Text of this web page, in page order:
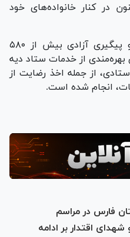
در کنار خانواده‌های خود
ابراهیمی همچنین از بررسی و پیگیری آزادی بیش از ۵۸۰
بهره‌مندی از خدمات ستاد دیه
از جمله اخذ رضایت از
انجام شده است.
فارس در مراسم
اقتدار بر ادامه